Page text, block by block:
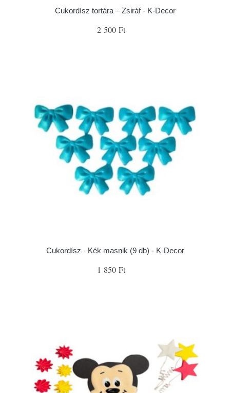
Cukordísz tortára – Zsiráf - K-Decor
2 500 Ft
Cukordísz - Kék masnik (9 db) - K-Decor
1 850 Ft